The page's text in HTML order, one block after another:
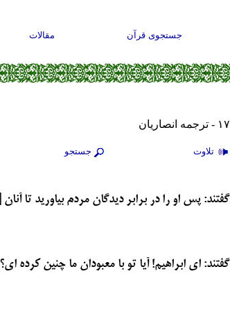
جستجوی قرآن مقالات
تلاوت جستجو
گفتند: پس او را در برابر دیدگان مردم بیاورید تا
گفتند: ای ابراهیم! آیا تو با معبودان ما چنین کرده ای؟